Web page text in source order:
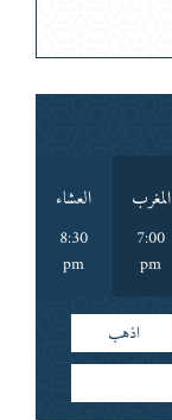
المغرب
7:00
pm
العشاء
8:30
pm
اذهب